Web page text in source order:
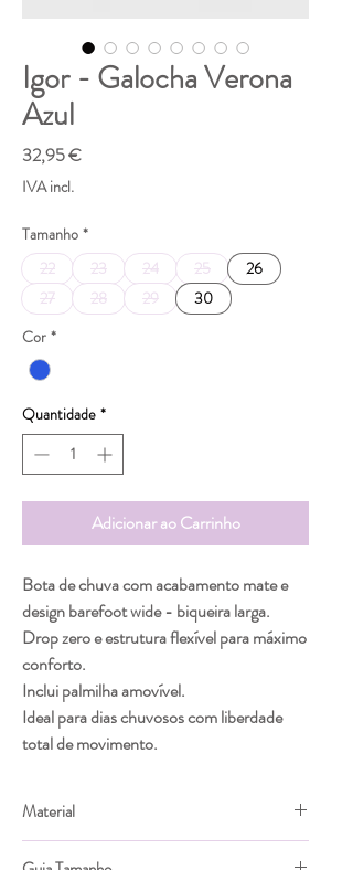
Igor - Galocha Verona
Azul
32,95 €Preço
IVA incl.
Tamanho *
22
23 24 25
26
27
28 29
30
Cor *
Quantidade *
Adicionar ao Carrinho
Bota de chuva com acabamento mate e
design barefoot wide - biqueira larga.
Drop zero e estrutura flexível para máximo
conforto.
Inclui palmilha amovível.
Ideal para dias chuvosos com liberdade
total de movimento.
Material